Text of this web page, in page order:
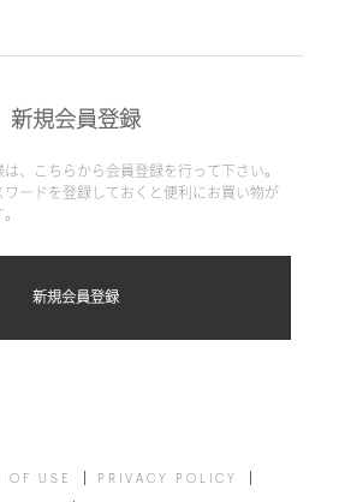
新規会員登録
、こちらから会員登録を行って下さい。
ワードを登録しておくと便利にお買い物が
OF USE PRIVACY POLICY